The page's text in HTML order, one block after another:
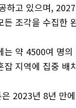
하고 있으며,
든 조각을 수집한
는 약 4500여 명
잡 지역에 집중 배
2023년 8년 만